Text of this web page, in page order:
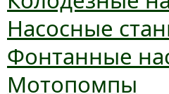
Насосные
Фонтанные
Мотопомпы